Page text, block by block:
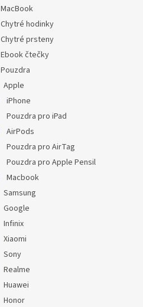
MacBook
Chytré hodinky
Chytré prsteny
Ebook čtečky
Pouzdra
Apple
iPhone
Pouzdra pro iPad
AirPods
Pouzdra pro AirTag
Pouzdra pro Apple Pensil
Macbook
Samsung
Google
Infinix
Xiaomi
Sony
Realme
Huawei
Honor